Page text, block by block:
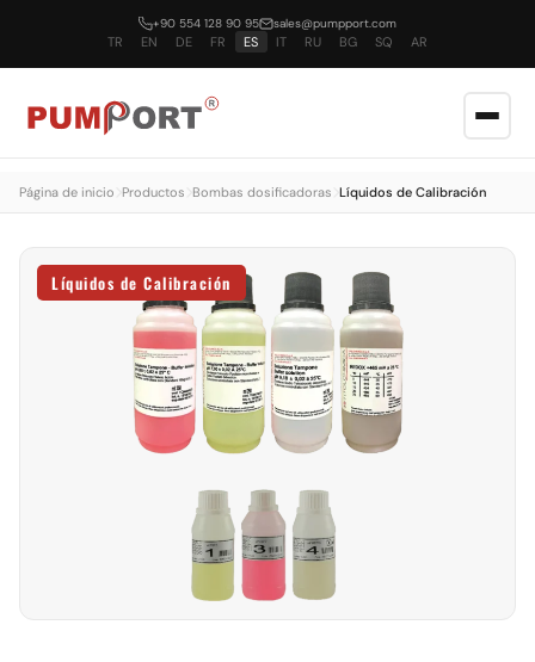
+90 554 128 90 95 sales@pumpport.com
TR EN DE FR ES IT RU BG SQ AR
Página de inicio Productos Bombas dosificadoras Líquidos de Calibración
Líquidos de Calibración